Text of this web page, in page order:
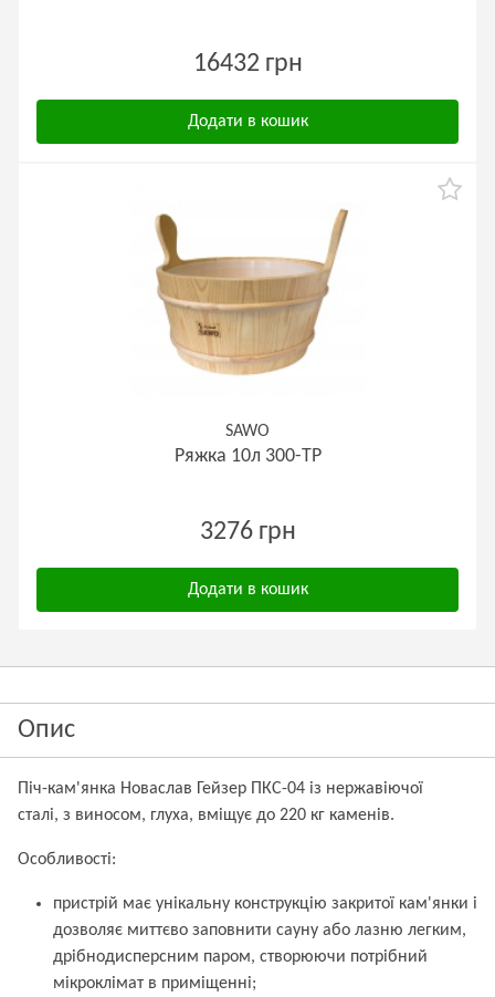
16432 грн
Додати в кошик
SAWO
Ряжка 10л 300-TP
3276 грн
Додати в кошик
Опис
Піч-кам'янка Новаслав Гейзер ПКС-04 із нержавіючої
сталі, з виносом, глуха, вміщує до 220 кг каменів.
Особливості:
пристрій має унікальну конструкцію закритої кам'янки і
дозволяє миттєво заповнити сауну або лазню легким,
дрібнодисперсним паром, створюючи потрібний
мікроклімат в приміщенні;